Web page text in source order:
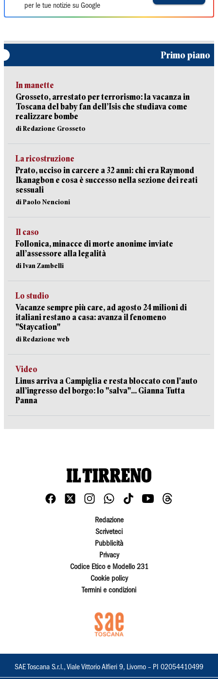
per le tue notizie su Google
Primo piano
In manette
Grosseto, arrestato per terrorismo: la vacanza in
Toscana del baby fan dell’Isis che studiava come
realizzare bombe
di Redazione Grosseto
La ricostruzione
Prato, ucciso in carcere a 32 anni: chi era Raymond
Ikanagbon e cosa è successo nella sezione dei reati
sessuali
di Paolo Nencioni
Il caso
Follonica, minacce di morte anonime inviate
all’assessore alla legalità
di Ivan Zambelli
Lo studio
Vacanze sempre più care, ad agosto 24 milioni di
italiani restano a casa: avanza il fenomeno
"Staycation"
di Redazione web
Video
Linus arriva a Campiglia e resta bloccato con l'auto
all’ingresso del borgo: lo "salva"... Gianna Tutta
Panna
Redazione
Scriveteci
Pubblicità
Privacy
Codice Etico e Modello 231
Cookie policy
Termini e condizioni
SAE Toscana S.r.l., Viale Vittorio Alfieri 9, Livorno – PI 02054410499